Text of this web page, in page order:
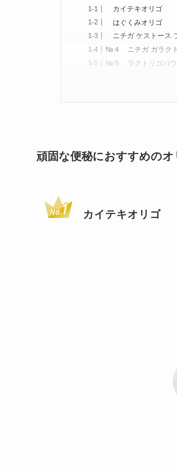
カイテキオリゴ
はぐくみオリゴ
ニチガ ケストース
№４ ニチガ ガラク
№５ ラクトリゴパウ
頑固な便秘におすすめのオ
カイテキオリゴ